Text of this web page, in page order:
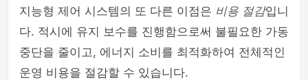
지능형 제어 시스템의 또 다른 이점은 비용 절감입니
다. 적시에 유지 보수를 진행함으로써 불필요한 가동
중단을 줄이고, 에너지 소비를 최적화하여 전체적인
운영 비용을 절감할 수 있습니다.